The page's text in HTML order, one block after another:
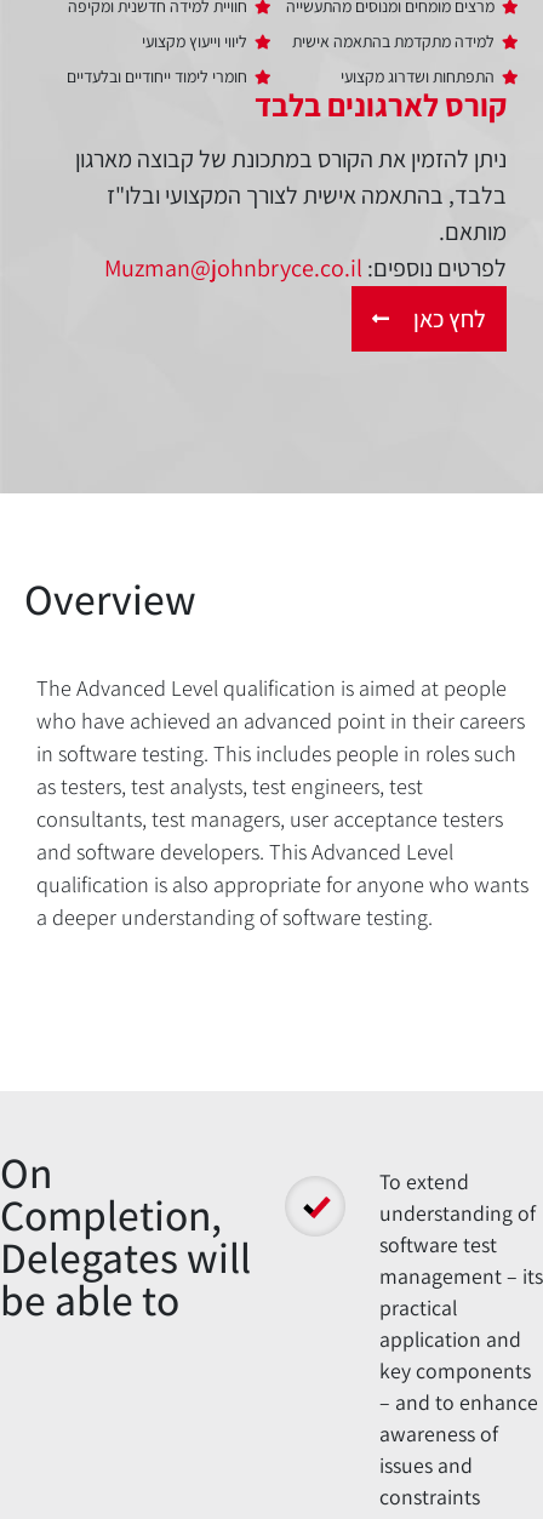
קורס לארגונים בלבד
ניתן להזמין את הקורס במתכונת של קבוצה מארגון
בלבד, בהתאמה אישית לצורך המקצועי ובלו"ז
מותאם.
לפרטים נוספים: Muzman@johnbryce.co.il
לחץ כאן
מרצים מומחים ומנוסים מהתעשייה
למידה מתקדמת בהתאמה אישית
התפתחות ושדרוג מקצועי
חוויית למידה חדשנית ומקיפה
ליווי וייעוץ מקצועי
חומרי לימוד ייחודיים ובלעדיים
The Advanced Level qualification is aimed at people
who have achieved an advanced point in their careers
in software testing. This includes people in roles such
as testers, test analysts, test engineers, test
consultants, test managers, user acceptance testers
and software developers. This Advanced Level
qualification is also appropriate for anyone who wants
a deeper understanding of software testing.